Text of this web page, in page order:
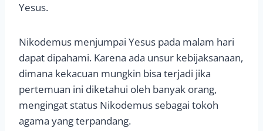
Yesus.
Nikodemus menjumpai Yesus pada malam hari
dapat dipahami. Karena ada unsur kebijaksanaan,
dimana kekacuan mungkin bisa terjadi jika
pertemuan ini diketahui oleh banyak orang,
mengingat status Nikodemus sebagai tokoh
agama yang terpandang.